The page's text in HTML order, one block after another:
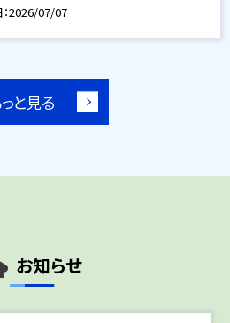
2026/07/07
と見る
お知らせ